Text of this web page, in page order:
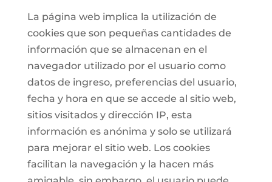
La página web implica la utilización de
cookies que son pequeñas cantidades de
información que se almacenan en el
navegador utilizado por el usuario como
datos de ingreso, preferencias del usuario,
fecha y hora en que se accede al sitio web,
sitios visitados y dirección IP, esta
información es anónima y solo se utilizará
para mejorar el sitio web. Los cookies
facilitan la navegación y la hacen más